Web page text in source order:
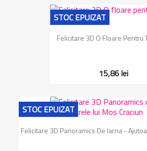
Felicitare 3D O Floare Pentru
15,86 lei
STOC EPUIZAT
Felicitare 3D Panoramics De Iarna -
STOC EPUIZAT